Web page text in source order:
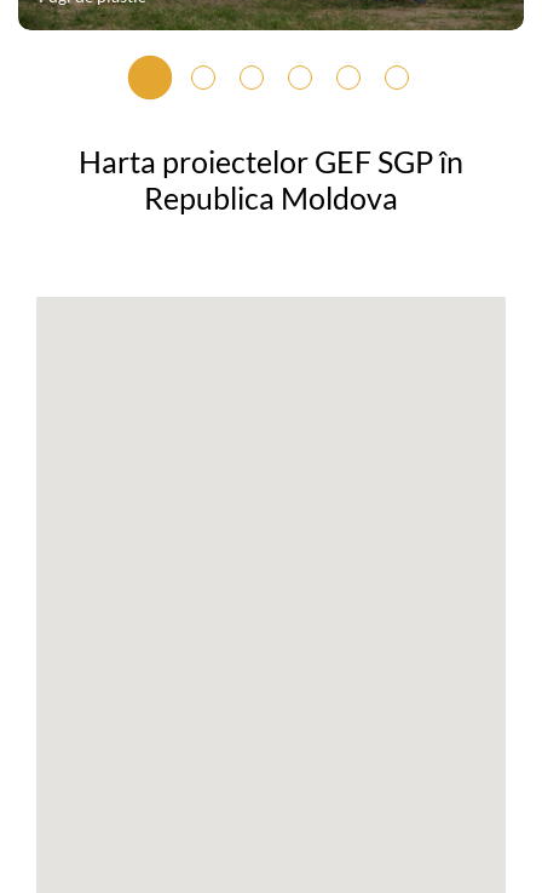
Harta proiectelor GEF SGP în
Republica Moldova